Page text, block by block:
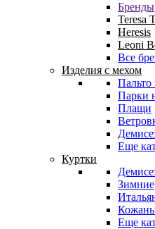
Бренды
Teresa
Heresis
Leoni
Все
Изделия с мехом
Пальто
Парки
Плащи
Еще
Куртки
Зимние
Еще